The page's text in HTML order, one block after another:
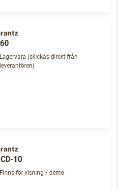
Lagervara (skickas direkt från
leverantören)
10
Finns för visning / demo